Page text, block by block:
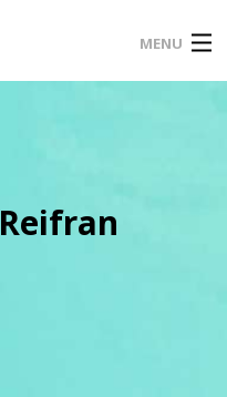
MENU